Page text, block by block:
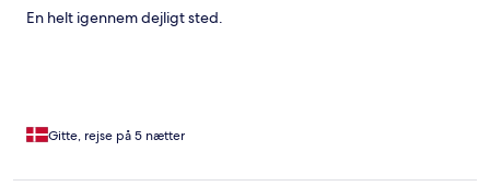
En helt igennem dejligt sted.
Gitte, rejse på 5 nætter